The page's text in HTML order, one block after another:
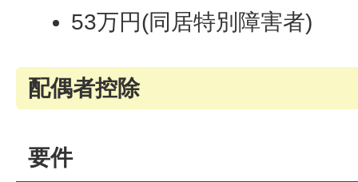
53万円(同居特別障害者)
配偶者控除
要件